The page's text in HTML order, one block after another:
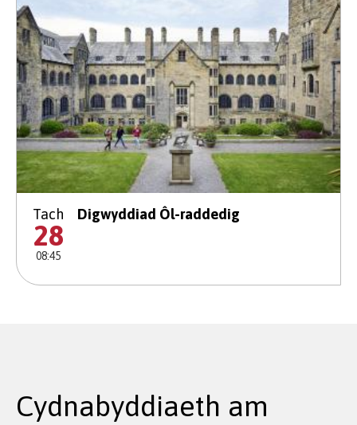
Tach
28
08:45
Digwyddiad Ôl-raddedig
Cydnabyddiaeth am